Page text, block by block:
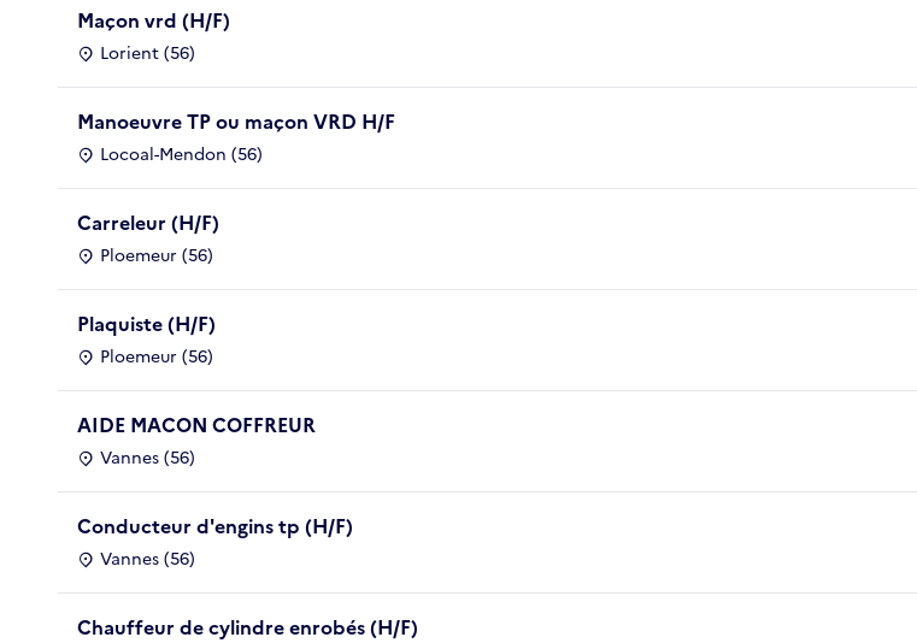
Maçon vrd (H/F)
Lorient (56)
Manoeuvre TP ou maçon VRD H/F
Locoal-Mendon (56)
Carreleur (H/F)
Ploemeur (56)
Plaquiste (H/F)
Ploemeur (56)
AIDE MACON COFFREUR
Vannes (56)
Conducteur d'engins tp (H/F)
Vannes (56)
Chauffeur de cylindre enrobés (H/F)